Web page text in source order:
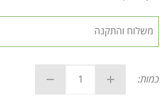
כמות: